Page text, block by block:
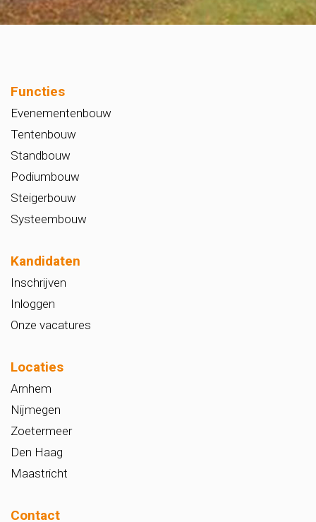
Functies
Evenementenbouw
Tentenbouw
Standbouw
Podiumbouw
Steigerbouw
Systeembouw
Kandidaten
Inschrijven
Inloggen
Onze vacatures
Locaties
Arnhem
Nijmegen
Zoetermeer
Den Haag
Maastricht
Contact